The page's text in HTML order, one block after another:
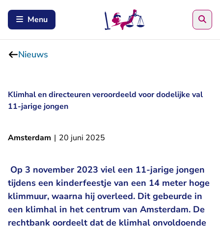
Menu
Nieuws
Klimhal en directeuren veroordeeld voor dodelijke val
11-jarige jongen
Amsterdam | 20 juni 2025
Op 3 november 2023 viel een 11-jarige jongen
tijdens een kinderfeestje van een 14 meter hoge
klimmuur, waarna hij overleed. Dit gebeurde in
een klimhal in het centrum van Amsterdam. De
rechtbank oordeelt dat de klimhal onvoldoende